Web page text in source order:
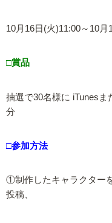
10月16日(火)11:00～10月
□賞品
抽選で30名様に iTunesま
分
□参加方法
①制作したキャラクター
投稿、